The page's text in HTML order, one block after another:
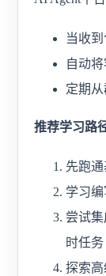
当收
自动
定期
推荐学习路
先跑
学习编
尝试
时任务
探索